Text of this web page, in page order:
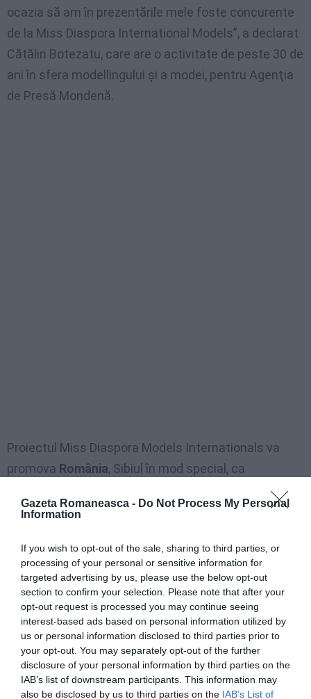
Gazeta Romaneasca - Do Not Process My Personal
Information
If you wish to opt-out of the sale, sharing to third parties, or
processing of your personal or sensitive information for
targeted advertising by us, please use the below opt-out
section to confirm your selection. Please note that after your
opt-out request is processed you may continue seeing
interest-based ads based on personal information utilized by
us or personal information disclosed to third parties prior to
your opt-out. You may separately opt-out of the further
disclosure of your personal information by third parties on the
IAB’s list of downstream participants. This information may
also be disclosed by us to third parties on the IAB’s List of
ocazia să am în prezentările mele foste concurente
de la Miss Diaspora International Models”, a declarat
Cătălin Botezatu, care are o activitate de peste 30 de
ani în sfera modellingului şi a modei, pentru Agenţia
de Presă Mondenă.
Proiectul Miss Diaspora Models Internationals va
promova România, Sibiul în mod special, ca
Statele Unite ale
Americii, dar şi în ţările ale căror reprezentante intră
See
more
Articolul anterior
Deschiderea Reprezentanței Camerei de
Comerț a României în Italia
Următorul articol
Șomajul crește încontinuu de la începutul
anului: 720.000 de români nu au loc de
muncă